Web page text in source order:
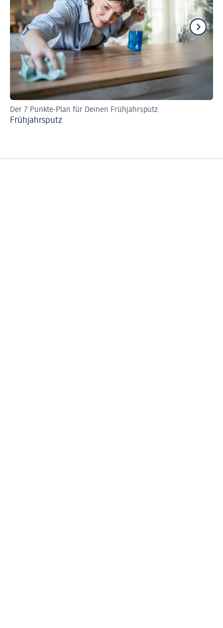
Der 7 Punkte-Plan für Deinen Frühjahrsputz
Frühjahrsputz